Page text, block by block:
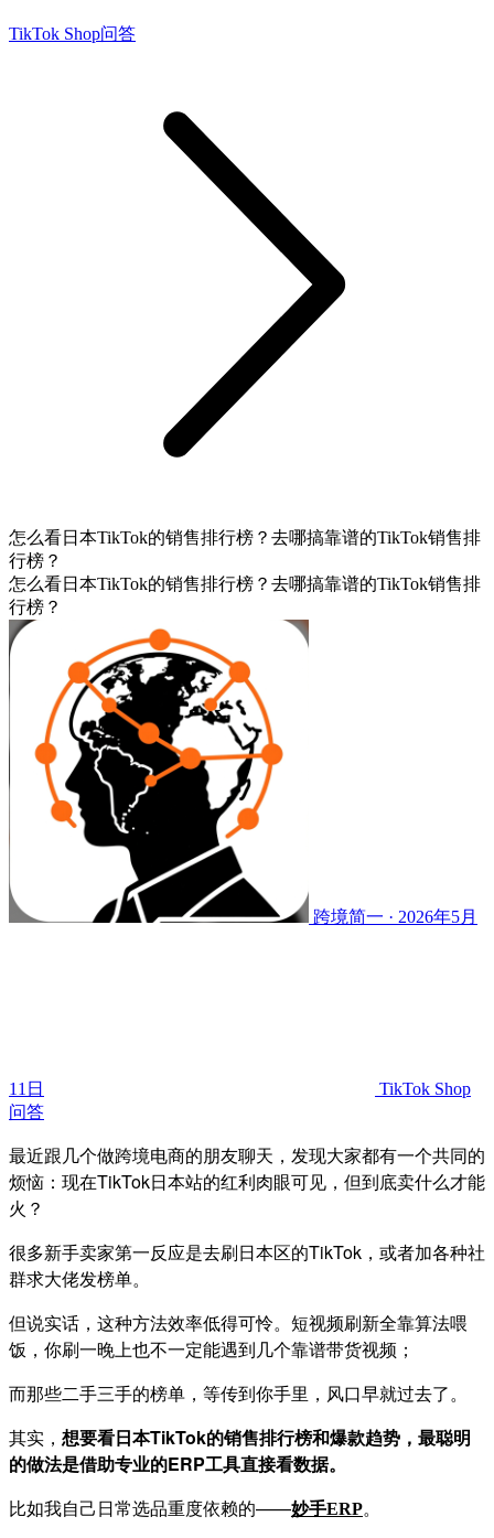
TikTok Shop问答
怎么看日本TikTok的销售排行榜？去哪搞靠谱的TikTok销售排
行榜？
怎么看日本TikTok的销售排行榜？去哪搞靠谱的TikTok销售排
行榜？
跨境简一 · 2026年5月
11日
TikTok Shop
问答
最近跟几个做跨境电商的朋友聊天，发现大家都有一个共同的
烦恼：现在TikTok日本站的红利肉眼可见，但到底卖什么才能
火？
很多新手卖家第一反应是去刷日本区的TikTok，或者加各种社
群求大佬发榜单。
但说实话，这种方法效率低得可怜。短视频刷新全靠算法喂
饭，你刷一晚上也不一定能遇到几个靠谱带货视频；
而那些二手三手的榜单，等传到你手里，风口早就过去了。
其实， 想要看日本TikTok的销售排行榜和爆款趋势，最聪明
的做法是借助专业的ERP工具直接看数据。
比如我自己日常选品重度依赖的——妙手ERP。